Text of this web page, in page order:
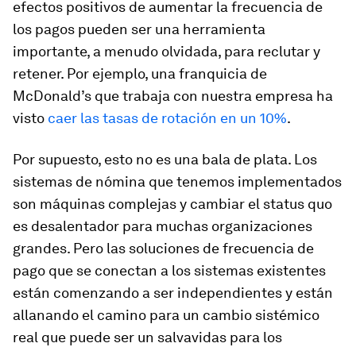
efectos positivos de aumentar la frecuencia de
los pagos pueden ser una herramienta
importante, a menudo olvidada, para reclutar y
retener. Por ejemplo, una franquicia de
McDonald’s que trabaja con nuestra empresa ha
visto caer las tasas de rotación en un 10%.
Por supuesto, esto no es una bala de plata. Los
sistemas de nómina que tenemos implementados
son máquinas complejas y cambiar el status quo
es desalentador para muchas organizaciones
grandes. Pero las soluciones de frecuencia de
pago que se conectan a los sistemas existentes
están comenzando a ser independientes y están
allanando el camino para un cambio sistémico
real que puede ser un salvavidas para los